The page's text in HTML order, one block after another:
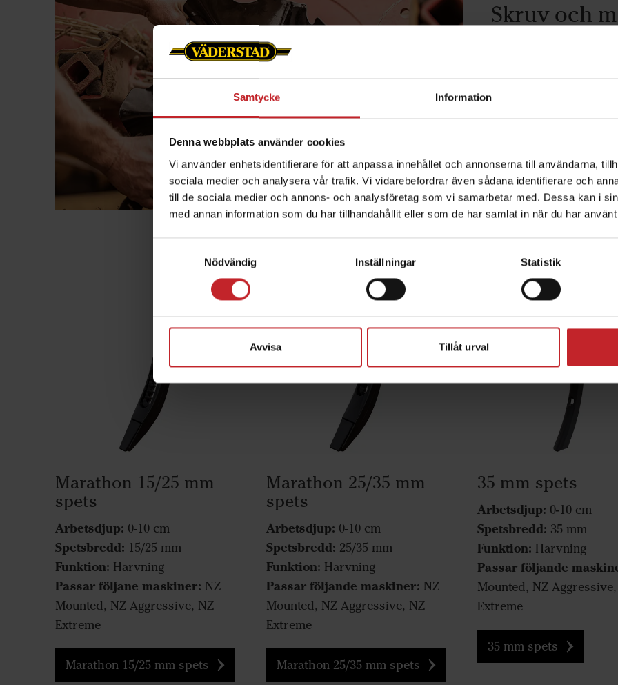
Samtycke Information
Denna webbplats använder cookies
Vi använder enhetsidentifierare för att anpassa innehållet och annonserna till användarna,
sociala medier och analysera vår trafik. Vi vidarebefordrar även sådana identifierare och
till de sociala medier och annons- och analysföretag som vi samarbetar med. Dessa kan i
med annan information som du har tillhandahållit eller som de har samlat in när du har
Nödvändig
Inställningar Statistik
Avvisa Tillåt urval
Skruv och
Se till att du väljer
Väderstads bult-
tillverkade av extra
belastning, vilket
nedan för att hitta
Ladda ner
Du kanske också är intresserad av
Marathon 15/25 mm
spets
Arbetsdjup: 0-10 cm
Spetsbredd: 15/25 mm
Funktion: Harvning
Passar följane maskiner: NZ
Mounted, NZ Aggressive, NZ
Extreme
Marathon 15/25 mm spets
Marathon 25/35 mm
spets
Arbetsdjup: 0-10 cm
Spetsbredd: 25/35 mm
Funktion: Harvning
Passar följande maskiner: NZ
Mounted, NZ Aggressive, NZ
Extreme
Marathon 25/35 mm spets
35 mm spets
Arbetsdjup: 0-10 cm
Spetsbredd: 35 mm
Funktion: Harvning
Passar följande
Mounted, NZ
Extreme
35 mm spets